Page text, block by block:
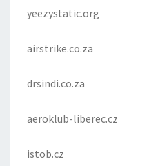
yeezystatic.org
airstrike.co.za
drsindi.co.za
aeroklub-liberec.cz
istob.cz